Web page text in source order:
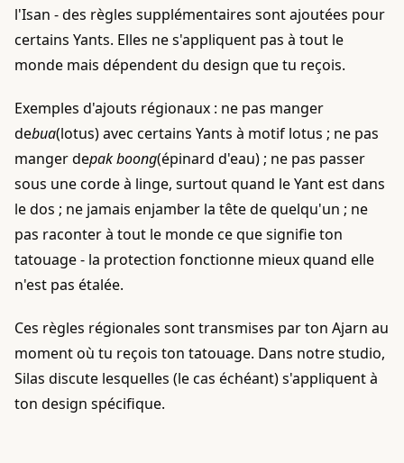
l'Isan - des règles supplémentaires sont ajoutées pour
certains Yants. Elles ne s'appliquent pas à tout le
monde mais dépendent du design que tu reçois.
Exemples d'ajouts régionaux : ne pas manger
debua(lotus) avec certains Yants à motif lotus ; ne pas
manger depak boong(épinard d'eau) ; ne pas passer
sous une corde à linge, surtout quand le Yant est dans
le dos ; ne jamais enjamber la tête de quelqu'un ; ne
pas raconter à tout le monde ce que signifie ton
tatouage - la protection fonctionne mieux quand elle
n'est pas étalée.
Ces règles régionales sont transmises par ton Ajarn au
moment où tu reçois ton tatouage. Dans notre studio,
Silas discute lesquelles (le cas échéant) s'appliquent à
ton design spécifique.